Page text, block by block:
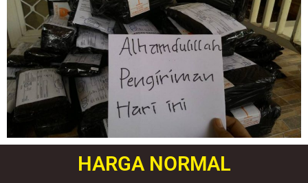
HARGA NORMAL